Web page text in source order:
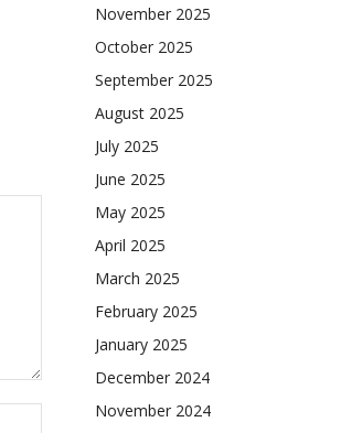
November 2025
October 2025
September 2025
August 2025
July 2025
June 2025
May 2025
April 2025
March 2025
February 2025
January 2025
December 2024
November 2024